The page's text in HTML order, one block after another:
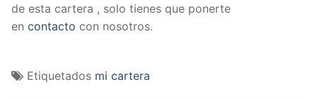
de esta cartera , solo tienes que ponerte
en contacto con nosotros.
Etiquetados mi cartera